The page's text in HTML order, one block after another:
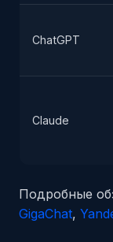
ChatGPT
Claude
Подробные
GigaChat,